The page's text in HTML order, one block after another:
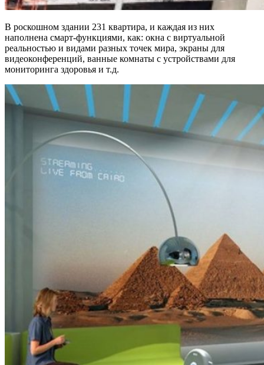
В роскошном здании 231 квартира, и каждая из них
наполнена смарт-функциями, как: окна с виртуальной
реальностью и видами разных точек мира, экраны для
видеоконференций, ванные комнаты с устройствами для
мониторинга здоровья и т.д.